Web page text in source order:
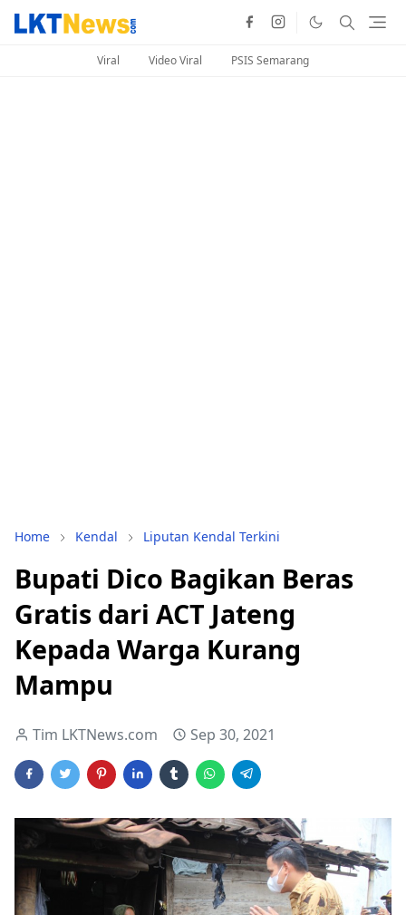
Viral Video Viral PSIS Semarang
Home Kendal Liputan Kendal Terkini
Bupati Dico Bagikan Beras
Gratis dari ACT Jateng
Kepada Warga Kurang
Mampu
Tim LKTNews.com Sep 30, 2021